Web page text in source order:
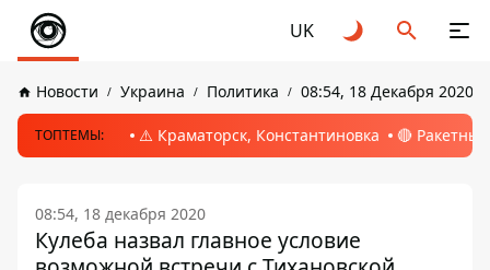
UK
Новости Украина Политика 08:54, 18 Декабря 2020
ТОПТЕМЫ: ⚠️ Краматорск, Константиновка 🔴
08:54, 18 декабря 2020
Кулеба назвал главное условие